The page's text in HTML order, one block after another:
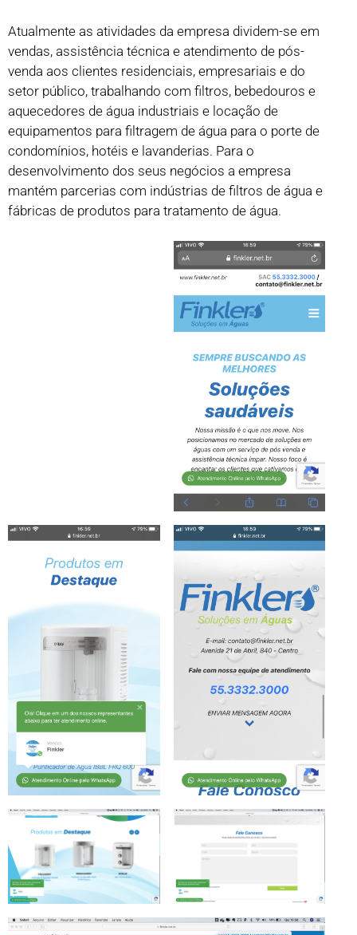
Atualmente as atividades da empresa dividem-se em
vendas, assistência técnica e atendimento de pós-
venda aos clientes residenciais, empresariais e do
setor público, trabalhando com filtros, bebedouros e
aquecedores de água industriais e locação de
equipamentos para filtragem de água para o porte de
condomínios, hotéis e lavanderias. Para o
desenvolvimento dos seus negócios a empresa
mantém parcerias com indústrias de filtros de água e
fábricas de produtos para tratamento de água.